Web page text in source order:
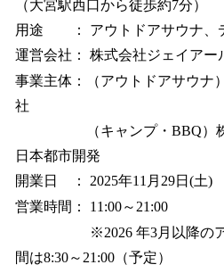
（大宮駅西口から徒歩約7分）
用途 ： アウトドアサウナ、
運営会社： 株式会社ジェイアー
事業主体：（アウトドアサウナ
社
（キャンプ・BBQ）株式
日本都市開発
開業日 ： 2025年11月29日(土)
営業時間： 11:00～21:00
※2026 年3月以降のアウ
間は8:30～21:00（予定）